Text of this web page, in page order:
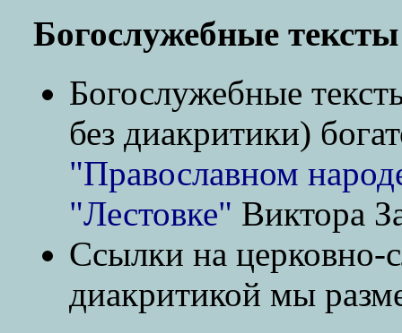
Богослужебные тексты
Богослужебные
без диакритики)
"Православном
"Лестовке" Виктора
Ссылки на церковно-
диакритикой мы